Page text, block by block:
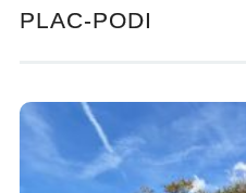
PLAC-PODI